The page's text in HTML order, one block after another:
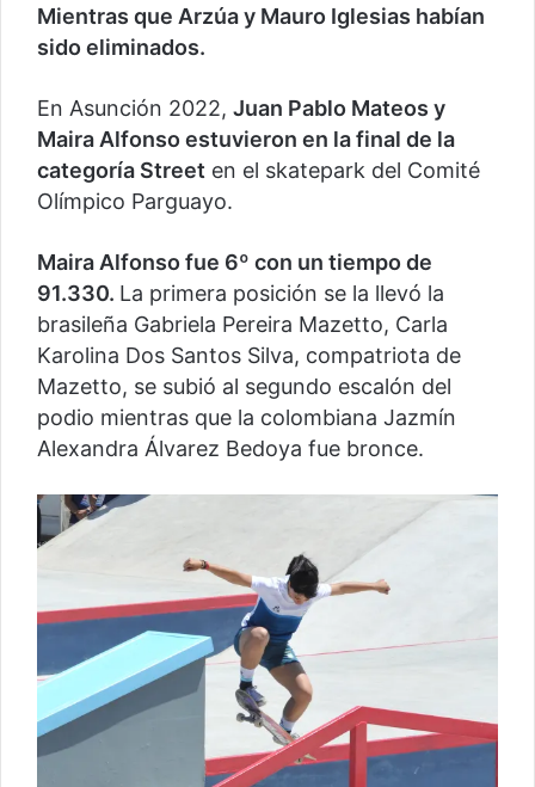
Mientras que Arzúa y Mauro Iglesias habían
sido eliminados.
En Asunción 2022, Juan Pablo Mateos y
Maira Alfonso estuvieron en la final de la
categoría Street en el skatepark del Comité
Olímpico Parguayo.
Maira Alfonso fue 6º con un tiempo de
91.330. La primera posición se la llevó la
brasileña Gabriela Pereira Mazetto, Carla
Karolina Dos Santos Silva, compatriota de
Mazetto, se subió al segundo escalón del
podio mientras que la colombiana Jazmín
Alexandra Álvarez Bedoya fue bronce.